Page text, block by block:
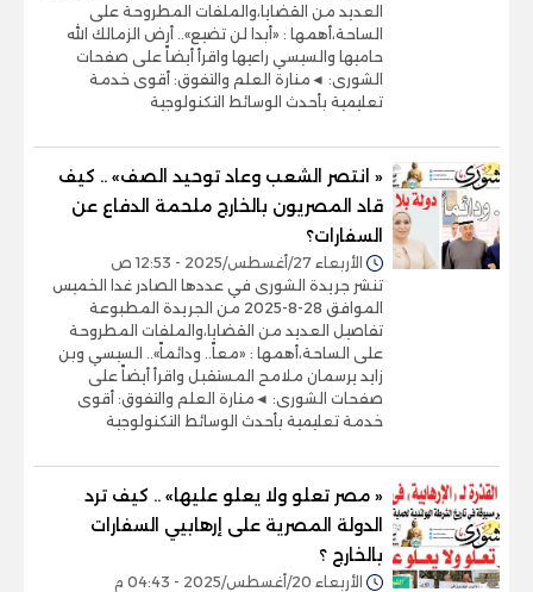
العديد من القضايا،والملفات المطروحة على
الساحة،أهمها : «أبدا لن تضيع».. أرض الزمالك الله
حاميها والسيسي راعيها واقرأ أيضاً على صفحات
الشورى: ◄منارة العلم والتفوق: أقوى خدمة
تعليمية بأحدث الوسائط التكنولوجية
« انتصر الشعب وعاد توحيد الصف» .. كيف
قاد المصريون بالخارج ملحمة الدفاع عن
السفارات؟
الأربعاء 27/أغسطس/2025 - 12:53 ص
تنشر جريدة الشورى في عددها الصادر غدا الخميس
الموافق 28-8-2025 من الجريدة المطبوعة
تفاصيل العديد من القضايا،والملفات المطروحة
على الساحة،أهمها : «معاً.. ودائماً».. السيسي وبن
زايد يرسمان ملامح المستقبل واقرأ أيضاً على
صفحات الشورى: ◄منارة العلم والتفوق: أقوى
خدمة تعليمية بأحدث الوسائط التكنولوجية
« مصر تعلو ولا يعلو عليها» .. كيف ترد
الدولة المصرية على إرهابيي السفارات
بالخارج ؟
الأربعاء 20/أغسطس/2025 - 04:43 م